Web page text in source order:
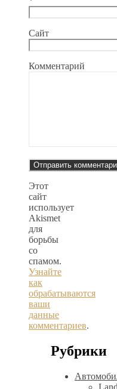
Сайт
Комментарий
Этот
сайт
использует
Akismet
для
борьбы
со
спамом.
Узнайте
как
обрабатываются
ваши
данные
комментариев.
Рубрики